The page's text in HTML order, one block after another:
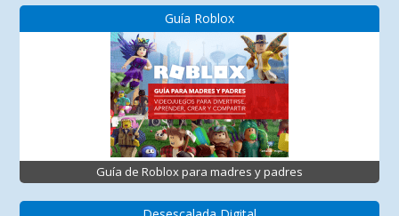
Guía Roblox
Guía de Roblox para madres y padres